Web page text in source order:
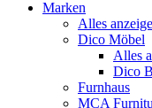
Marken
Alles
Dico Möbel
Alles
Dico
Furnhaus
MCA